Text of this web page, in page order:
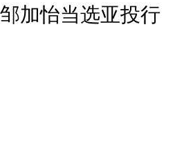
加怡当选亚投行